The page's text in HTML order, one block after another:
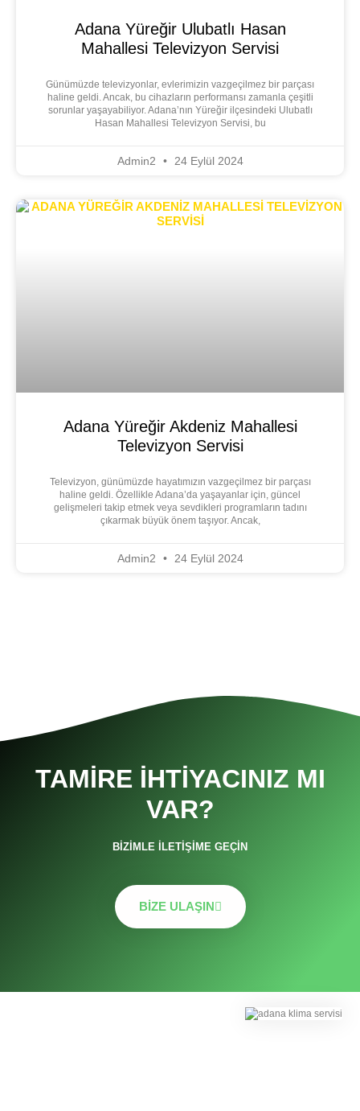
Adana Yüreğir Ulubatlı Hasan
Mahallesi Televizyon Servisi
Günümüzde televizyonlar, evlerimizin vazgeçilmez bir parçası
haline geldi. Ancak, bu cihazların performansı zamanla çeşitli
sorunlar yaşayabiliyor. Adana’nın Yüreğir ilçesindeki Ulubatlı
Hasan Mahallesi Televizyon Servisi, bu
Admin2 24 Eylül 2024
Adana Yüreğir Akdeniz Mahallesi
Televizyon Servisi
Televizyon, günümüzde hayatımızın vazgeçilmez bir parçası
haline geldi. Özellikle Adana’da yaşayanlar için, güncel
gelişmeleri takip etmek veya sevdikleri programların tadını
çıkarmak büyük önem taşıyor. Ancak,
Admin2 24 Eylül 2024
TAMIRE İHTIYACINIZ MI
VAR?
BIZIMLE İLETIŞIME GEÇIN
BIZE ULAŞIN